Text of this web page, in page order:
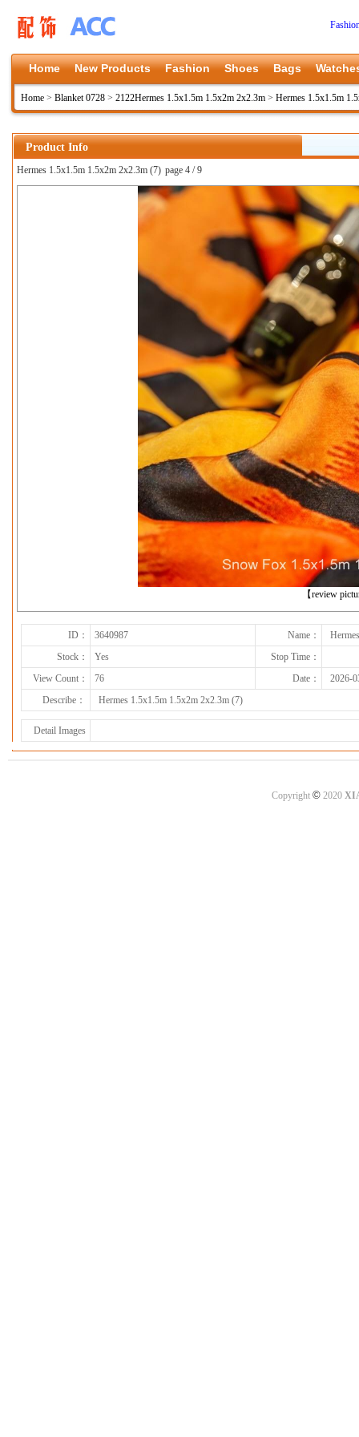
Home New Products Fashion Shoes Bags
Home > Blanket 0728 > 2122Hermes 1.5x1.5m 1.5x2m 2x2.3m > Hermes 1.5x1.5m
Product Info
Hermes 1.5x1.5m 1.5x2m 2x2.3m (7) page 4 / 9
【review
上一张
下一张
ID： 3640987 Name：
Stock：
Yes
Stop Time：
View Count：
76 Date：
2026-
Describe：
Hermes 1.5x1.5m 1.5x2m 2x2.3m (7)
Detail Images
Copyright ©2020